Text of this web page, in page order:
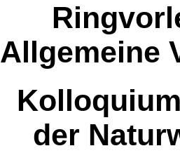
Allgemeine
der